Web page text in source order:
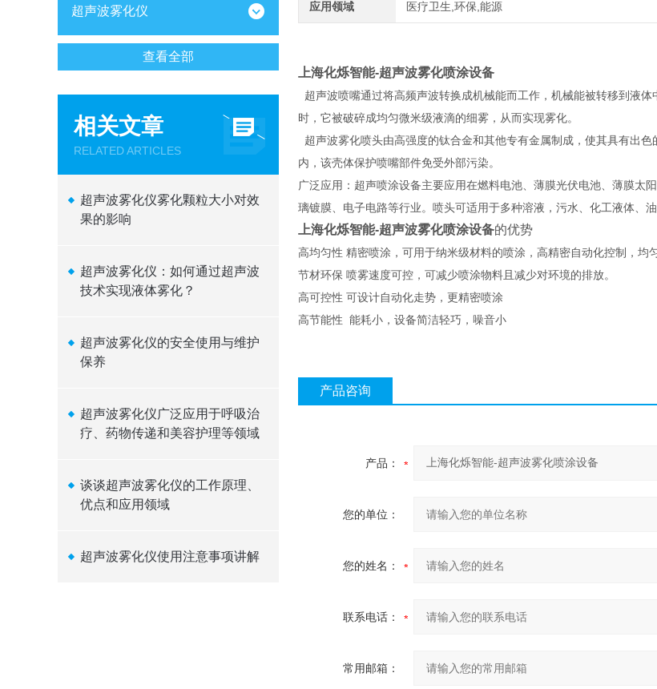
超声波雾化仪
查看全部
相关文章
RELATED ARTICLES
超声波雾化仪雾化颗粒大小对效
果的影响
超声波雾化仪：如何通过超声波
技术实现液体雾化？
超声波雾化仪的安全使用与维护
保养
超声波雾化仪广泛应用于呼吸治
疗、药物传递和美容护理等领域
谈谈超声波雾化仪的工作原理、
优点和应用领域
超声波雾化仪使用注意事项讲解
应用领域 医疗卫生,环保,能源
上海化烁智能-超声波雾化喷涂设备
超声波喷嘴通过将高频声波转换成机械能而工作，机械能被转移到液
时，它被破碎成均匀微米级液滴的细雾，从而实现雾化。
超声波雾化喷头由高强度的钛合金和其他专有金属制成，使其具有出
内，该壳体保护喷嘴部件免受外部污染。
广泛应用：超声喷涂设备主要应用在燃料电池、薄膜光伏电池、薄膜太
璃镀膜、电子电路等行业。喷头可适用于多种溶液，污水、化工液体、油
上海化烁智能-超声波雾化喷涂设备的优势
高均匀性 精密喷涂，可用于纳米级材料的喷涂，高精密自动化控制，均
节材环保 喷雾速度可控，可减少喷涂物料且减少对环境的排放。
高可控性 可设计自动化走势，更精密喷涂
高节能性 能耗小，设备简洁轻巧，噪音小
产品咨询
产品：
您的单位：
您的姓名：
联系电话：
常用邮箱：